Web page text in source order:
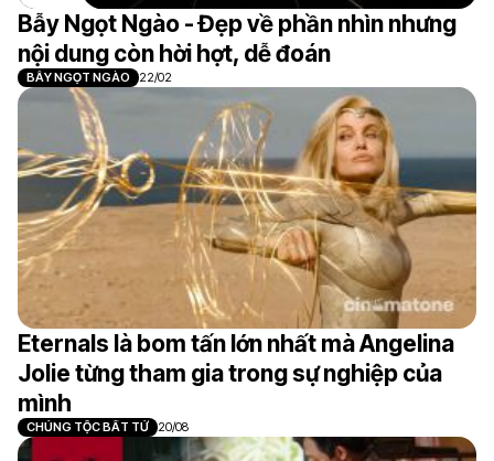
Bẫy Ngọt Ngào - Đẹp về phần nhìn nhưng
nội dung còn hời hợt, dễ đoán
BẪY NGỌT NGÀO 22/02
Eternals là bom tấn lớn nhất mà Angelina
Jolie từng tham gia trong sự nghiệp của
mình
CHỦNG TỘC BẤT TỬ 20/08